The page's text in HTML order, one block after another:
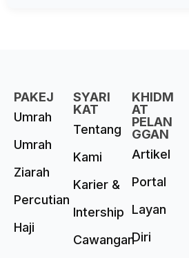
PAKEJ
Umrah
Umrah
Ziarah
Percutian
Haji
SYARI
KAT
Tentang
Kami
Karier &
Intership
Cawangan
KHIDM
AT
PELAN
GGAN
Artikel
Portal
Layan
Diri